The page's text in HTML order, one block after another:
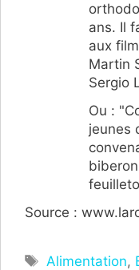
ans. Il
aux
Martin
Sergio
Ou :
jeunes
Source :
Étiquettes
Alimentation,